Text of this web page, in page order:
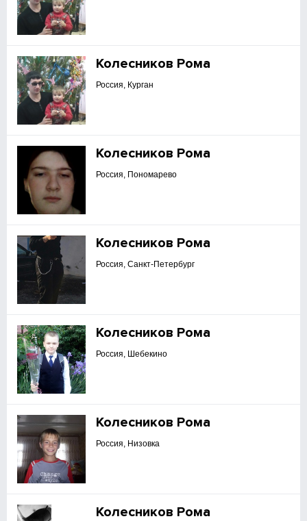
Колесников Рома
Россия, Курган
Колесников Рома
Россия, Пономарево
Колесников Рома
Россия, Санкт-Петербург
Колесников Рома
Россия, Шебекино
Колесников Рома
Россия, Низовка
Колесников Рома